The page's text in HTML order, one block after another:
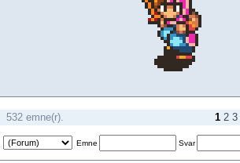
532 emne(r). 1 2 3
Emne Svar